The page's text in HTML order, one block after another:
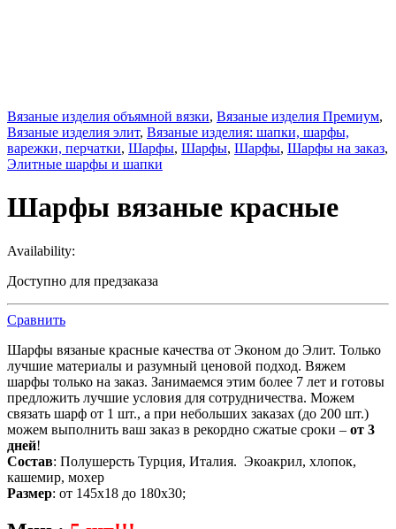
Вязаные изделия объямной вязки, Вязаные изделия Премиум,
Вязаные изделия элит, Вязаные изделия: шапки, шарфы,
варежки, перчатки, Шарфы, Шарфы, Шарфы, Шарфы на заказ,
Элитные шарфы и шапки
Шарфы вязаные красные
Availability:
Доступно для предзаказа
Сравнить
Шарфы вязаные красные качества от Эконом до Элит. Только
лучшие материалы и разумный ценовой подход. Вяжем
шарфы только на заказ. Занимаемся этим более 7 лет и готовы
предложить лучшие условия для сотрудничества. Можем
связать шарф от 1 шт., а при небольших заказах (до 200 шт.)
можем выполнить ваш заказ в рекордно сжатые сроки – от 3
дней!
Состав: Полушерсть Турция, Италия. Экоакрил, хлопок,
кашемир, мохер
Размер: от 145х18 до 180х30;